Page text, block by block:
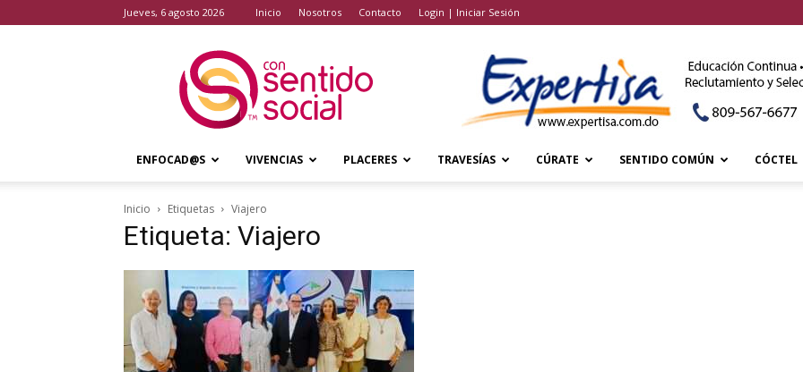
jueves, 6 agosto 2026 Inicio Nosotros Contacto Login | Iniciar Sesión
Sentido
Social
ENFOCAD@S VIVENCIAS PLACERES TRAVESÍAS CÚRATE SENTIDO COMÚN CÓCTEL
Inicio Etiquetas Viajero
Etiqueta: Viajero